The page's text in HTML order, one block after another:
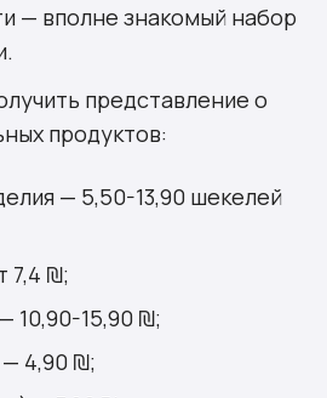
— вполне знакомый набор
представление о
продуктов:
— 5,50-13,90 шекелей
7,4 ₪;
10,90-15,90 ₪;
— 4,90 ₪;